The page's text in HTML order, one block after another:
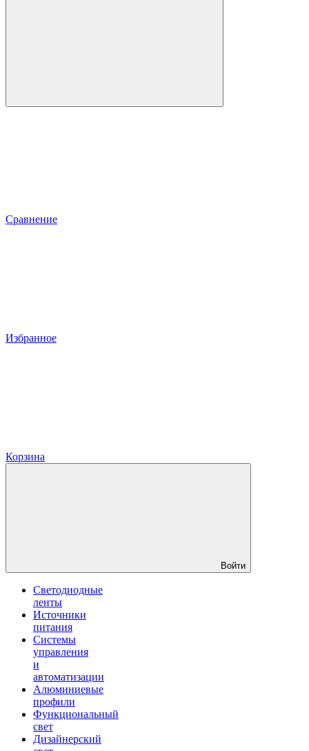
Сравнение
Избранное
Корзина
Войти
Светодиодные
ленты
Источники
питания
Системы
управления
и
автоматизации
Алюминиевые
профили
Функциональный
свет
Дизайнерский